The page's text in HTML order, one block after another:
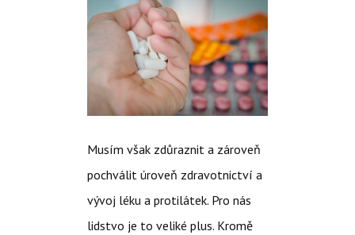
Musím však zdůraznit a zároveň
pochválit úroveň zdravotnictví a
vývoj léku a protilátek. Pro nás
lidstvo je to veliké plus. Kromě